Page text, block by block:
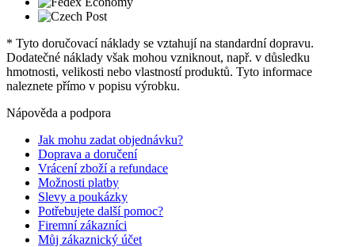
* Tyto doručovací náklady se vztahují na standardní dopravu.
Dodatečné náklady však mohou vzniknout, např. v důsledku
hmotnosti, velikosti nebo vlastností produktů. Tyto informace
naleznete přímo v popisu výrobku.
Nápověda a podpora
Jak mohu zadat objednávku?
Doprava a doručení
Vrácení zboží a refundace
Možnosti platby
Slevy a poukázky
Potřebujete další pomoc?
Firemní zákazníci
Můj zákaznický účet